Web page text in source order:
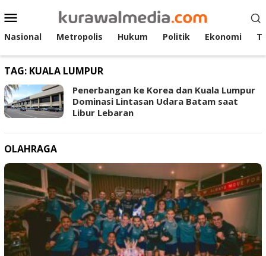
ke
konten
Menu
Mobile
Nasional Metropolis Hukum Politik Ekonomi
TAG: KUALA LUMPUR
Penerbangan ke Korea dan Kuala Lumpur
Dominasi Lintasan Udara Batam saat
Libur Lebaran
OLAHRAGA